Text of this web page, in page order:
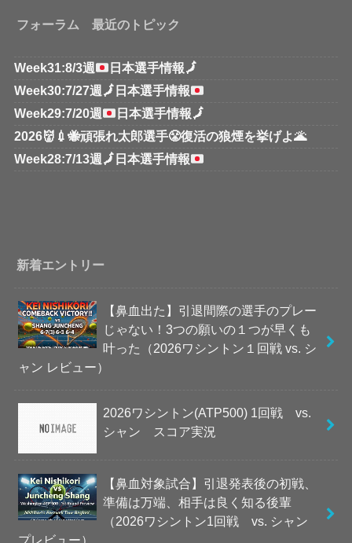
フォーラム 最近のトピック
Week31:8/3週 日本選手情報🗾
Week30:7/27週 🗾 日本選手情報
Week29:7/20週
日本選手情報🗾
2026👹💉🐝頑張れ太郎選手😤復活の狼煙を挙げよ🌋
Week28:7/13週 🗾 日本選手情報
新着エントリー
【鼻血出た】引退間際の選手のプレー
じゃない！3つの願いの１つが早くも
叶った（2026ワシントン１回戦 vs. シ
ャン レビュー）
2026ワシントン(ATP500) 1回戦 vs.
シャン スコア実況
【鼻血対象試合】引退発表後の初戦、
準備は万端、相手は良く知る後輩
（2026ワシントン1回戦 vs. シャン
プレビュー）